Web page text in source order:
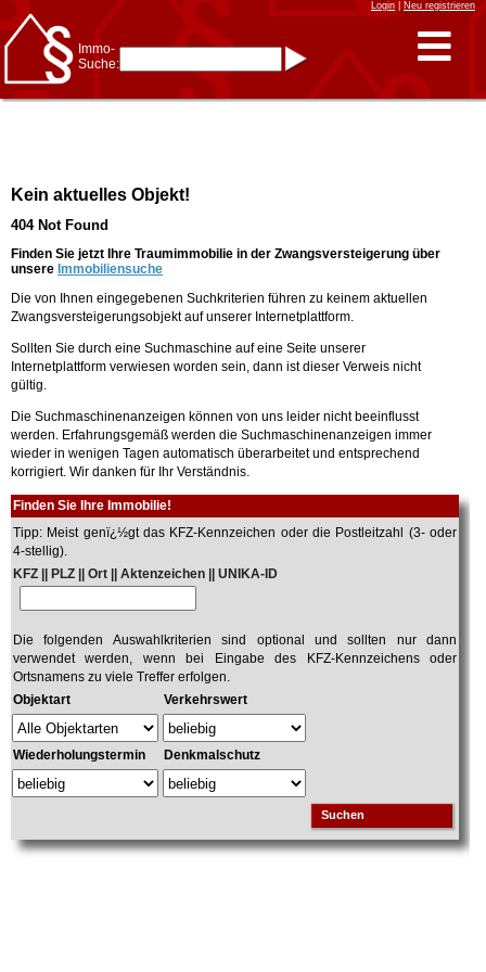
Login| Neu registrieren
Immo-
Suche:
* Suche verfeinern durch
Kombinieren
Frankfurt/Oder
am Main
Immobiliensuche
nach Kreis
nach Amtsgericht
Kein aktuelles Objekt!
404 Not Found
Finden Sie jetzt Ihre Traumimmobilie in der Zwangsversteigerung über
unsere Immobiliensuche
Die von Ihnen eingegebenen Suchkriterien führen zu keinem aktuellen
Zwangsversteigerungsobjekt auf unserer Internetplattform.
Sollten Sie durch eine Suchmaschine auf eine Seite unserer
Internetplattform verwiesen worden sein, dann ist dieser Verweis nicht
gültig.
Die Suchmaschinenanzeigen können von uns leider nicht beeinflusst
werden. Erfahrungsgemäß werden die Suchmaschinenanzeigen immer
wieder in wenigen Tagen automatisch überarbeitet und entsprechend
korrigiert. Wir danken für Ihr Verständnis.
Finden Sie Ihre Immobilie!
Tipp: Meist genï¿½gt das KFZ-Kennzeichen oder die Postleitzahl (3- oder
4-stellig).
KFZ || PLZ || Ort || Aktenzeichen || UNIKA-ID
Die folgenden Auswahlkriterien sind optional und sollten nur dann
verwendet werden, wenn bei Eingabe des KFZ-Kennzeichens oder
Ortsnamens zu viele Treffer erfolgen.
Objektart
Verkehrswert
Wiederholungstermin Denkmalschutz
Suchen